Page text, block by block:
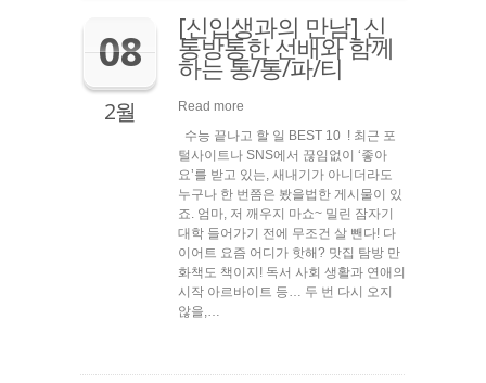
08
2월
[신입생과의 만남] 신
통방통한 선배와 함께
하는 통/통/파/티
Read more
수능 끝나고 할 일 BEST 10 ! 최근 포
털사이트나 SNS에서 끊임없이 ‘좋아
요’를 받고 있는, 새내기가 아니더라도
누구나 한 번쯤은 봤을법한 게시물이 있
죠. 엄마, 저 깨우지 마쇼~ 밀린 잠자기
대학 들어가기 전에 무조건 살 뺀다! 다
이어트 요즘 어디가 핫해? 맛집 탐방 만
화책도 책이지! 독서 사회 생활과 연애의
시작 아르바이트 등… 두 번 다시 오지
않을,…